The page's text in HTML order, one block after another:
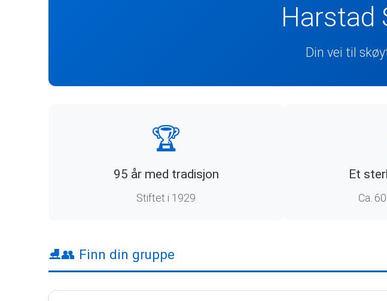
Harstad
Din vei til
🏆
95 år med tradisjon
Stiftet i 1929
Et
Ca.
⛸️👥 Finn din gruppe